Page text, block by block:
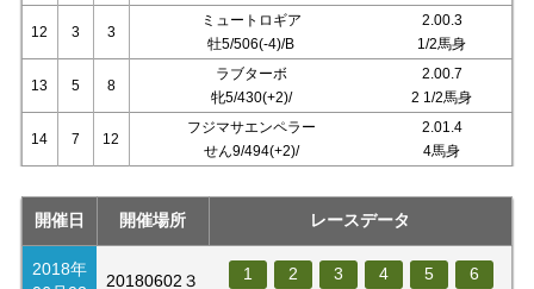
12 3 3
ミュートロギア
牡5/506(-4)/B
2.00.3
1/2馬身
13 5 8
ラブターボ
牝5/430(+2)/
2.00.7
2 1/2馬身
14 7 12
フジマサエンペラー
せん9/494(+2)/
2.01.4
4馬身
開催日 開催場所 レースデータ
2018年
20180602３
1 2 3 4 5
6